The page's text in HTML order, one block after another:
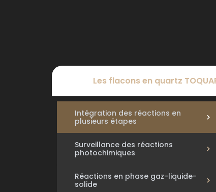
Les flacons en quartz
Intégration des réactions en
plusieurs étapes
Surveillance des réactions
photochimiques
Réactions en phase gaz-liquide-
solide